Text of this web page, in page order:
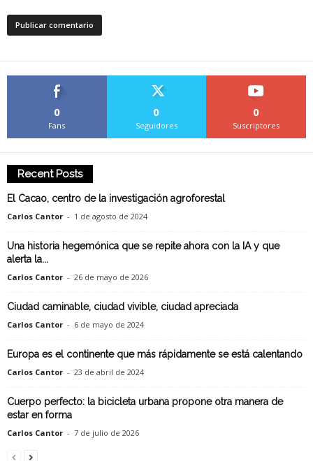
0
Fans
0
Seguidores
0
Suscriptores
Recent Posts
El Cacao, centro de la investigación agroforestal
Carlos Cantor - 1 de agosto de 2024
Una historia hegemónica que se repite ahora con la IA y que
alerta la...
Carlos Cantor - 26 de mayo de 2026
Ciudad caminable, ciudad vivible, ciudad apreciada
Carlos Cantor - 6 de mayo de 2024
Europa es el continente que más rápidamente se está calentando
Carlos Cantor - 23 de abril de 2024
Cuerpo perfecto: la bicicleta urbana propone otra manera de
estar en forma
Carlos Cantor - 7 de julio de 2026